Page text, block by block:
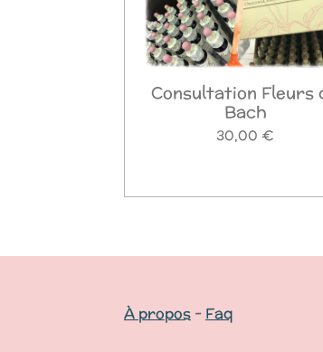
Consultation Fleurs
Bach
30,00 €
À propos - Faq